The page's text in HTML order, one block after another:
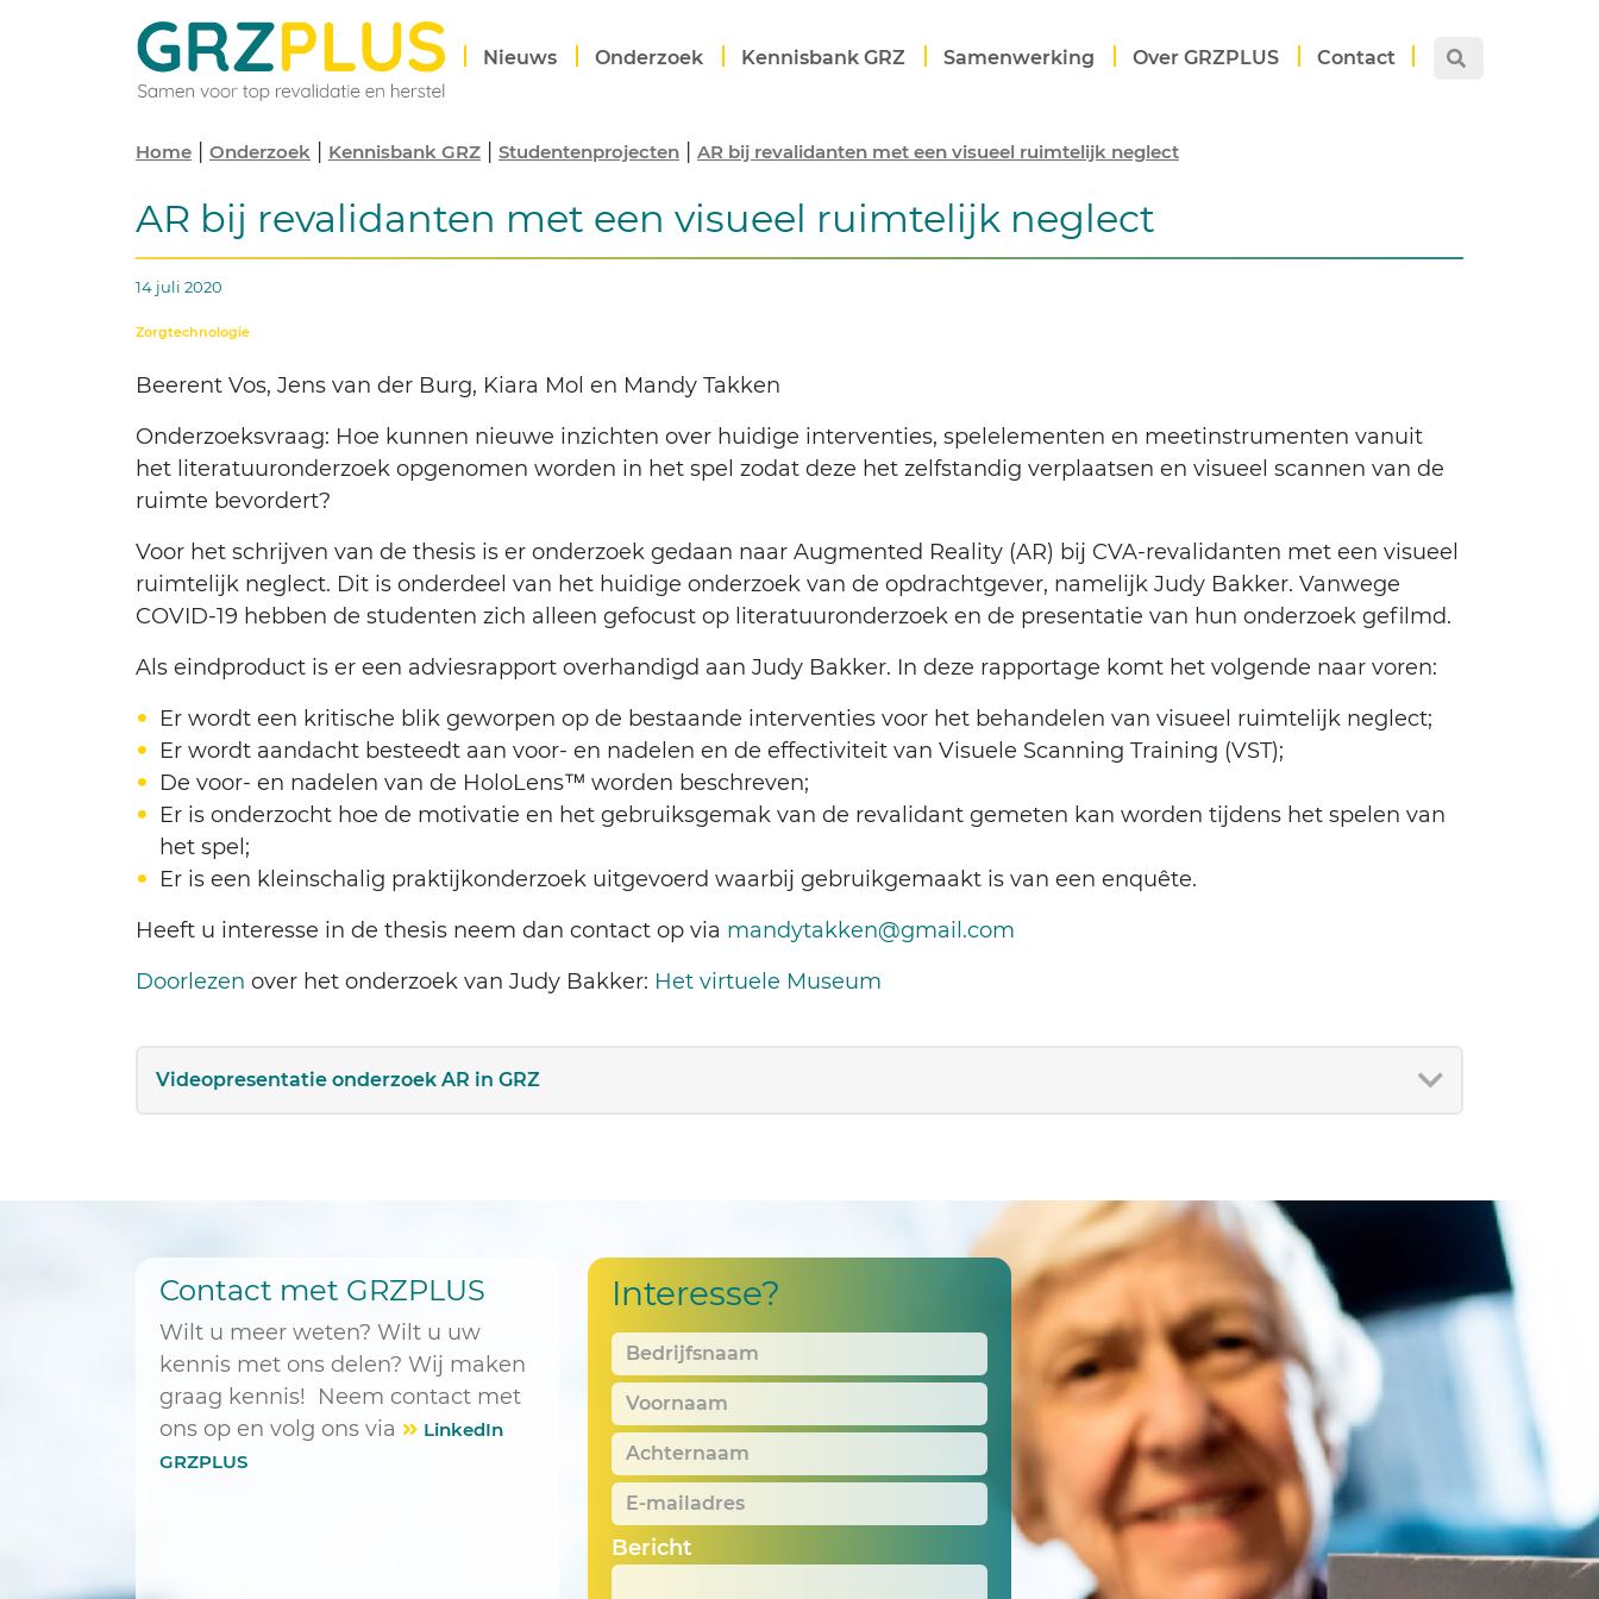
Nieuws Onderzoek Kennisbank GRZ Samenwerking Over GRZPLUS Contact
Home Onderzoek Kennisbank GRZ Studentenprojecten AR bij revalidanten met een visueel ruimtelijk neglect
AR bij revalidanten met een visueel ruimtelijk neglect
14 juli 2020
Zorgtechnologie
Beerent Vos, Jens van der Burg, Kiara Mol en Mandy Takken
Onderzoeksvraag: Hoe kunnen nieuwe inzichten over huidige interventies, spelelementen en meetinstrumenten vanuit
het literatuuronderzoek opgenomen worden in het spel zodat deze het zelfstandig verplaatsen en visueel scannen van de
ruimte bevordert?
Voor het schrijven van de thesis is er onderzoek gedaan naar Augmented Reality (AR) bij CVA-revalidanten met een visueel
ruimtelijk neglect. Dit is onderdeel van het huidige onderzoek van de opdrachtgever, namelijk Judy Bakker. Vanwege
COVID-19 hebben de studenten zich alleen gefocust op literatuuronderzoek en de presentatie van hun onderzoek gefilmd.
Als eindproduct is er een adviesrapport overhandigd aan Judy Bakker. In deze rapportage komt het volgende naar voren:
Er wordt een kritische blik geworpen op de bestaande interventies voor het behandelen van visueel ruimtelijk neglect;
Er wordt aandacht besteedt aan voor- en nadelen en de effectiviteit van Visuele Scanning Training (VST);
De voor- en nadelen van de HoloLens™ worden beschreven;
Er is onderzocht hoe de motivatie en het gebruiksgemak van de revalidant gemeten kan worden tijdens het spelen van
het spel;
Er is een kleinschalig praktijkonderzoek uitgevoerd waarbij gebruikgemaakt is van een enquête.
Heeft u interesse in de thesis neem dan contact op via mandytakken@gmail.com
Doorlezen over het onderzoek van Judy Bakker: Het virtuele Museum
Videopresentatie onderzoek AR in GRZ
Contact met GRZPLUS
Wilt u meer weten? Wilt u uw
kennis met ons delen? Wij maken
graag kennis! Neem contact met
ons op en volg ons via
LinkedIn
GRZPLUS
Interesse?
Bedrijfsnaam
Voornaam
Achternaam
E-
mailadres *
Bericht